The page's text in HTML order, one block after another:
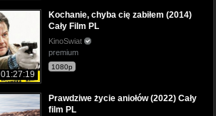
01:27:19
Kochanie, chyba cię zabiłem (2014)
Cały Film PL
KinoSwiat
premium
1080p
Prawdziwe życie aniołów (2022) Cały
film PL